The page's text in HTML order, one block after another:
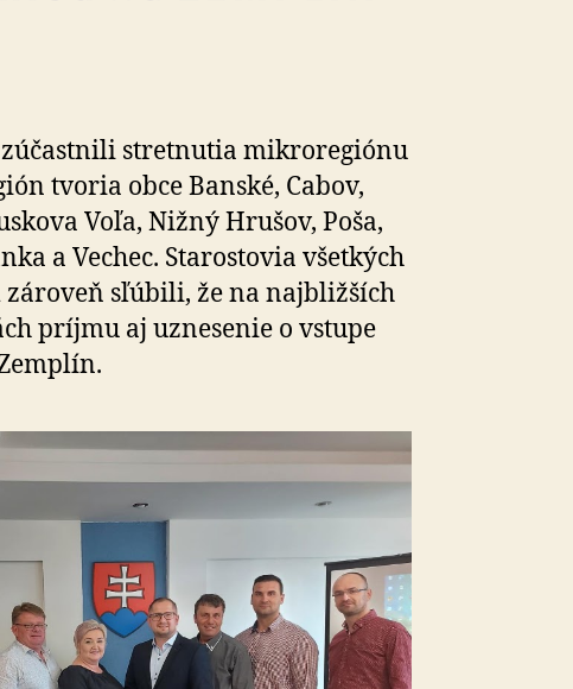
zúčastnili stretnutia mikroregiónu
tvoria obce Banské, Cabov,
Voľa, Nižný Hrušov, Poša,
a Vechec. Starostovia všetkých
sľúbili, že na najbližších
príjmu aj uznesenie o vstupe